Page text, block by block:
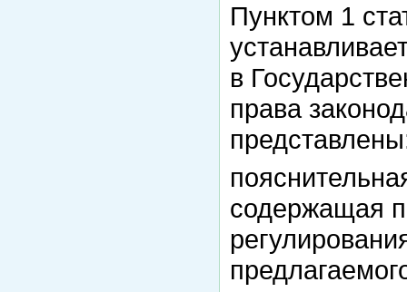
Пунктом 1
в
права
содержащая